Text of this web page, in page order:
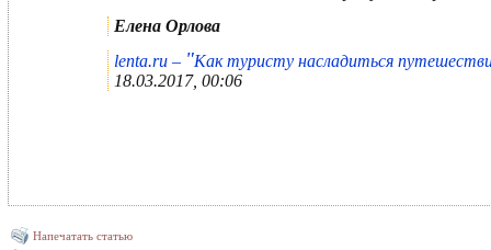
Елена Орлова
lenta.ru – "Как туристу насладиться
18.03.2017, 00:06
Напечатать статью